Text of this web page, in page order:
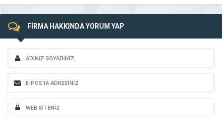
FİRMA HAKKINDA YORUM YAP